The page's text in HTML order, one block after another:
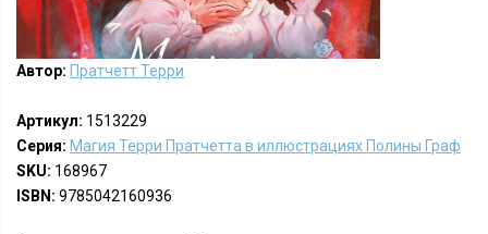
Автор: Пратчетт Терри
Артикул: 1513229
Серия: Магия Терри Пратчетта в иллюстрациях Полины Граф
SKU: 168967
ISBN: 9785042160936